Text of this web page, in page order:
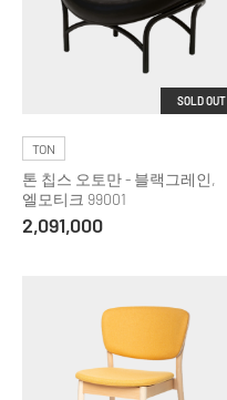
SOLD OUT
TON
톤 칩스 오토만 - 블랙그레인,
엘모티크 99001
2,091,000